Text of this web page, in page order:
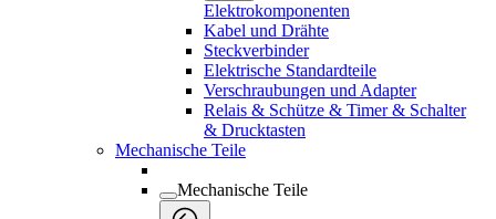
Elektrokomponenten
Kabel und Drähte
Steckverbinder
Elektrische Standardteile
Verschraubungen und Adapter
Relais & Schütze & Timer & Schalter
& Drucktasten
Mechanische Teile
Mechanische Teile